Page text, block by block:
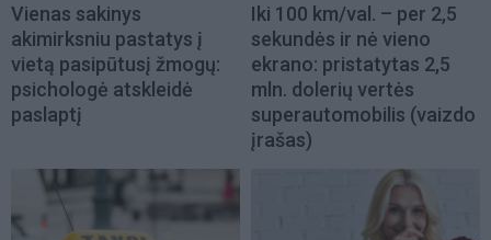
Vienas sakinys
akimirksniu pastatys į
vietą pasipūtusį žmogų:
psichologė atskleidė
paslaptį
Iki 100 km/val. – per 2,5
sekundės ir nė vieno
ekrano: pristatytas 2,5
mln. dolerių vertės
superautomobilis (vaizdo
įrašas)